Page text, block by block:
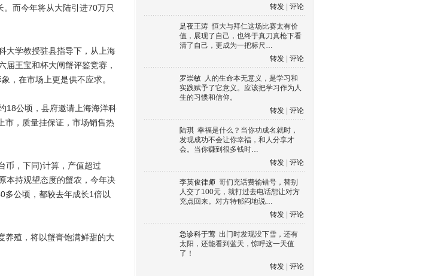
而今年将从大陆引进70万只
学教授驻县指导下，从上海
王宝和杯大闸蟹评鉴竞赛，
，在市场上更是供不应求。
公顷，县府邀请上海海洋科
市，质量挂保证，市场销售热
，下同)计算，产值超过
本持观望态度的蟹农，今年决
多公顷，都较去年成长1倍以
殖，将以蟹膏饱满鲜甜的大
转发
评论
足夜王涛 恒大与拜仁这场比赛太有价
值，展现了自己，也终于真刀真枪下看
清了自己，更成为一把标尺…
转发
评论
罗崇敏 人的生命本无意义，是学习和
实践赋予了它意义。应该把学习作为人
生的习惯和信仰。
转发
评论
陆琪 幸福是什么？当你功成名就时，
发现成功不会让你幸福，和人分享才
会。当你赚到很多钱时…
转发
评论
李英俊律师 哥们充话费输错号，替别
人交了100元，就打过去电话想让对方
充点回来。对方特郁闷地说…
转发
评论
急诊科于莺 出门时发现没下雪，还有
太阳，还能看到蓝天，惊呼这一天值
了！
转发
评论